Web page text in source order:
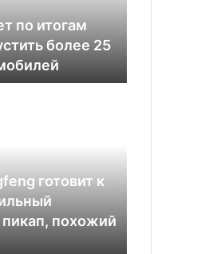
по итогам
более 25
готовит к
похожий